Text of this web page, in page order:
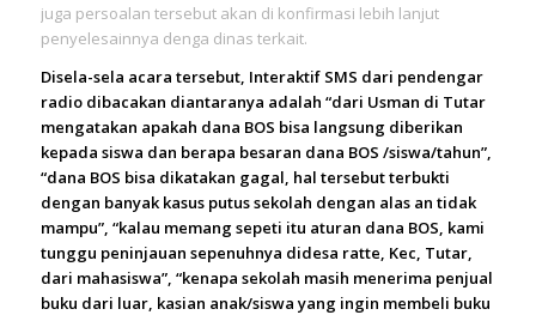
juga persoalan tersebut akan di konfirmasi lebih lanjut
penyelesainnya denga dinas terkait.
Disela-sela acara tersebut, Interaktif SMS dari pendengar
radio dibacakan diantaranya adalah “dari Usman di Tutar
mengatakan apakah dana BOS bisa langsung diberikan
kepada siswa dan berapa besaran dana BOS /siswa/tahun”,
“dana BOS bisa dikatakan gagal, hal tersebut terbukti
dengan banyak kasus putus sekolah dengan alas an tidak
mampu”, “kalau memang sepeti itu aturan dana BOS, kami
tunggu peninjauan sepenuhnya didesa ratte, Kec, Tutar,
dari mahasiswa”, “kenapa sekolah masih menerima penjual
buku dari luar, kasian anak/siswa yang ingin membeli buku